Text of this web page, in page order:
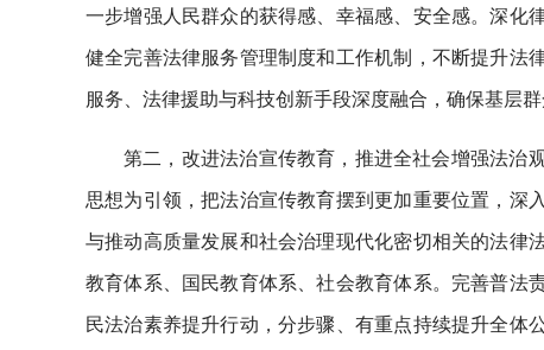
一步增强人民群众的获得感、幸福感、安全感。深化
健全完善法律服务管理制度和工作机制，不断提升法
服务、法律援助与科技创新手段深度融合，确保基层群
第二，改进法治宣传教育，推进全社会增强法治
思想为引领，把法治宣传教育摆到更加重要位置，深
与推动高质量发展和社会治理现代化密切相关的法律
教育体系、国民教育体系、社会教育体系。完善普法
民法治素养提升行动，分步骤、有重点持续提升全体